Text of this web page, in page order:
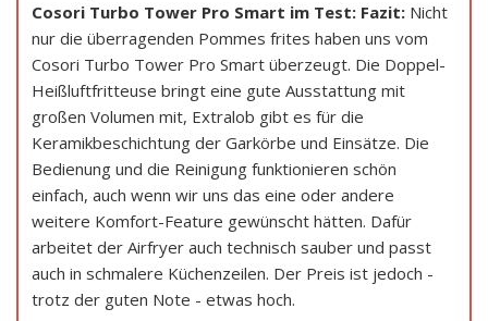
Cosori Turbo Tower Pro Smart im Test: Fazit: Nicht
nur die überragenden Pommes frites haben uns vom
Cosori Turbo Tower Pro Smart überzeugt. Die Doppel-
Heißluftfritteuse bringt eine gute Ausstattung mit
großen Volumen mit, Extralob gibt es für die
Keramikbeschichtung der Garkörbe und Einsätze. Die
Bedienung und die Reinigung funktionieren schön
einfach, auch wenn wir uns das eine oder andere
weitere Komfort-Feature gewünscht hätten. Dafür
arbeitet der Airfryer auch technisch sauber und passt
auch in schmalere Küchenzeilen. Der Preis ist jedoch -
trotz der guten Note - etwas hoch.